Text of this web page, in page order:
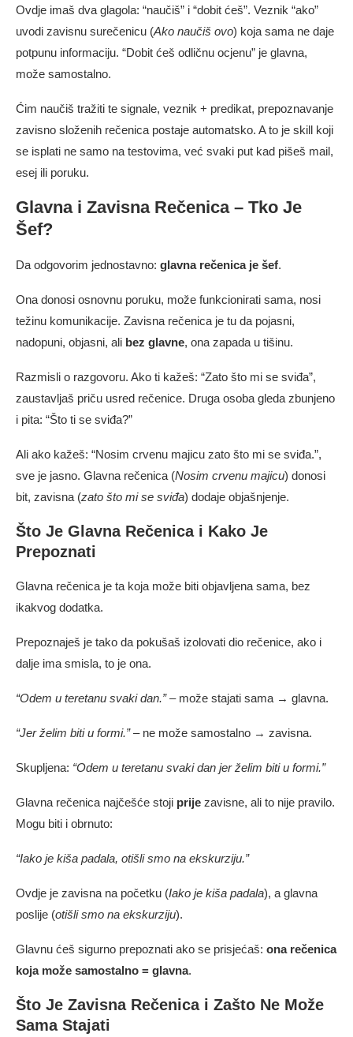
Ovdje imaš dva glagola: “naučiš” i “dobit ćeš”. Veznik “ako”
uvodi zavisnu surečenicu (Ako naučiš ovo) koja sama ne daje
potpunu informaciju. “Dobit ćeš odličnu ocjenu” je glavna,
može samostalno.
Ćim naučiš tražiti te signale, veznik + predikat, prepoznavanje
zavisno složenih rečenica postaje automatsko. A to je skill koji
se isplati ne samo na testovima, već svaki put kad pišeš mail,
esej ili poruku.
Glavna i Zavisna Rečenica – Tko Je
Šef?
Da odgovorim jednostavno: glavna rečenica je šef.
Ona donosi osnovnu poruku, može funkcionirati sama, nosi
težinu komunikacije. Zavisna rečenica je tu da pojasni,
nadopuni, objasni, ali bez glavne, ona zapada u tišinu.
Razmisli o razgovoru. Ako ti kažeš: “Zato što mi se sviđa”,
zaustavljaš priču usred rečenice. Druga osoba gleda zbunjeno
i pita: “Što ti se sviđa?”
Ali ako kažeš: “Nosim crvenu majicu zato što mi se sviđa.”,
sve je jasno. Glavna rečenica (Nosim crvenu majicu) donosi
bit, zavisna (zato što mi se sviđa) dodaje objašnjenje.
Što Je Glavna Rečenica i Kako Je
Prepoznati
Glavna rečenica je ta koja može biti objavljena sama, bez
ikakvog dodatka.
Prepoznaješ je tako da pokušaš izolovati dio rečenice, ako i
dalje ima smisla, to je ona.
“Odem u teretanu svaki dan.”– može stajati sama → glavna.
“Jer želim biti u formi.”– ne može samostalno → zavisna.
Skupljena: “Odem u teretanu svaki dan jer želim biti u formi.”
Glavna rečenica najčešće stoji prije zavisne, ali to nije pravilo.
Mogu biti i obrnuto:
“Iako je kiša padala, otišli smo na ekskurziju.”
Ovdje je zavisna na početku (Iako je kiša padala), a glavna
poslije (otišli smo na ekskurziju).
Glavnu ćeš sigurno prepoznati ako se prisjećaš: ona rečenica
koja može samostalno = glavna.
Što Je Zavisna Rečenica i Zašto Ne Može
Sama Stajati